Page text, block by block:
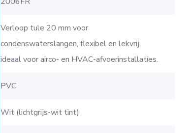
Verloop tule 20 mm voor
condenswaterslangen, flexibel en lekvrij,
ideaal voor airco- en HVAC-afvoerinstallaties.
PVC
Wit (lichtgrijs-wit tint)